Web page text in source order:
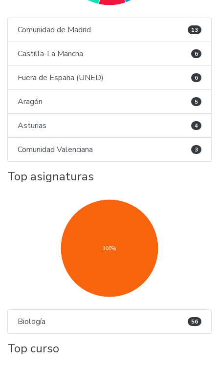
Comunidad de Madrid 13
Castilla-La Mancha 6
Fuera de España (UNED) 6
Aragón 5
Asturias 4
Comunidad Valenciana 3
Top asignaturas
100%
Biología 56
Top curso